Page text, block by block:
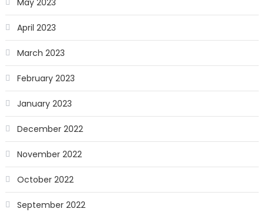
May 2023
April 2023
March 2023
February 2023
January 2023
December 2022
November 2022
October 2022
September 2022